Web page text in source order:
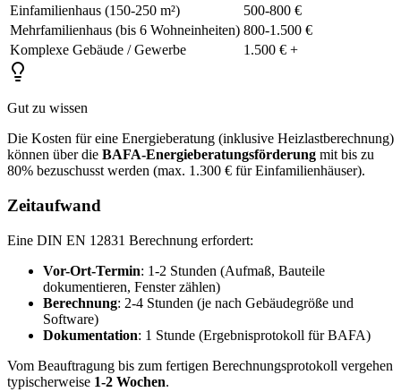
Einfamilienhaus (150-250 m²)
500-800 €
Mehrfamilienhaus (bis 6 Wohneinheiten) 800-1.500 €
Komplexe Gebäude / Gewerbe
1.500 € +
Gut zu wissen
Die Kosten für eine Energieberatung (inklusive Heizlastberechnung)
können über die BAFA-Energieberatungsförderung mit bis zu
80% bezuschusst werden (max. 1.300 € für Einfamilienhäuser).
Zeitaufwand
Eine DIN EN 12831 Berechnung erfordert:
Vor-Ort-Termin: 1-2 Stunden (Aufmaß, Bauteile
dokumentieren, Fenster zählen)
Berechnung: 2-4 Stunden (je nach Gebäudegröße und
Software)
Dokumentation: 1 Stunde (Ergebnisprotokoll für BAFA)
Vom Beauftragung bis zum fertigen Berechnungsprotokoll vergehen
typischerweise 1-2 Wochen.